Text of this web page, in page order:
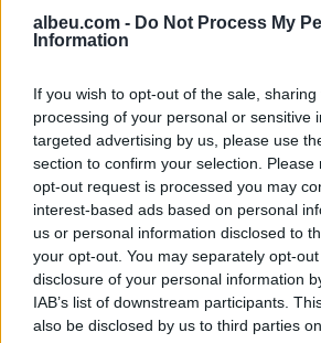
albeu.com - Do Not Process My
Information
If you wish to opt-out of the sale,
processing of your personal or sensitive
targeted advertising by us, please use
section to confirm your selection.
opt-out request is processed you may
interest-based ads based on personal
us or personal information disclosed to
your opt-out. You may separately opt-
disclosure of your personal information
IAB’s list of downstream participants.
also be disclosed by us to third parties
Berisha kundër reformës
territoriale: Po përdoret si
instrument për
shpopullimin e Shqipërisë
shkak